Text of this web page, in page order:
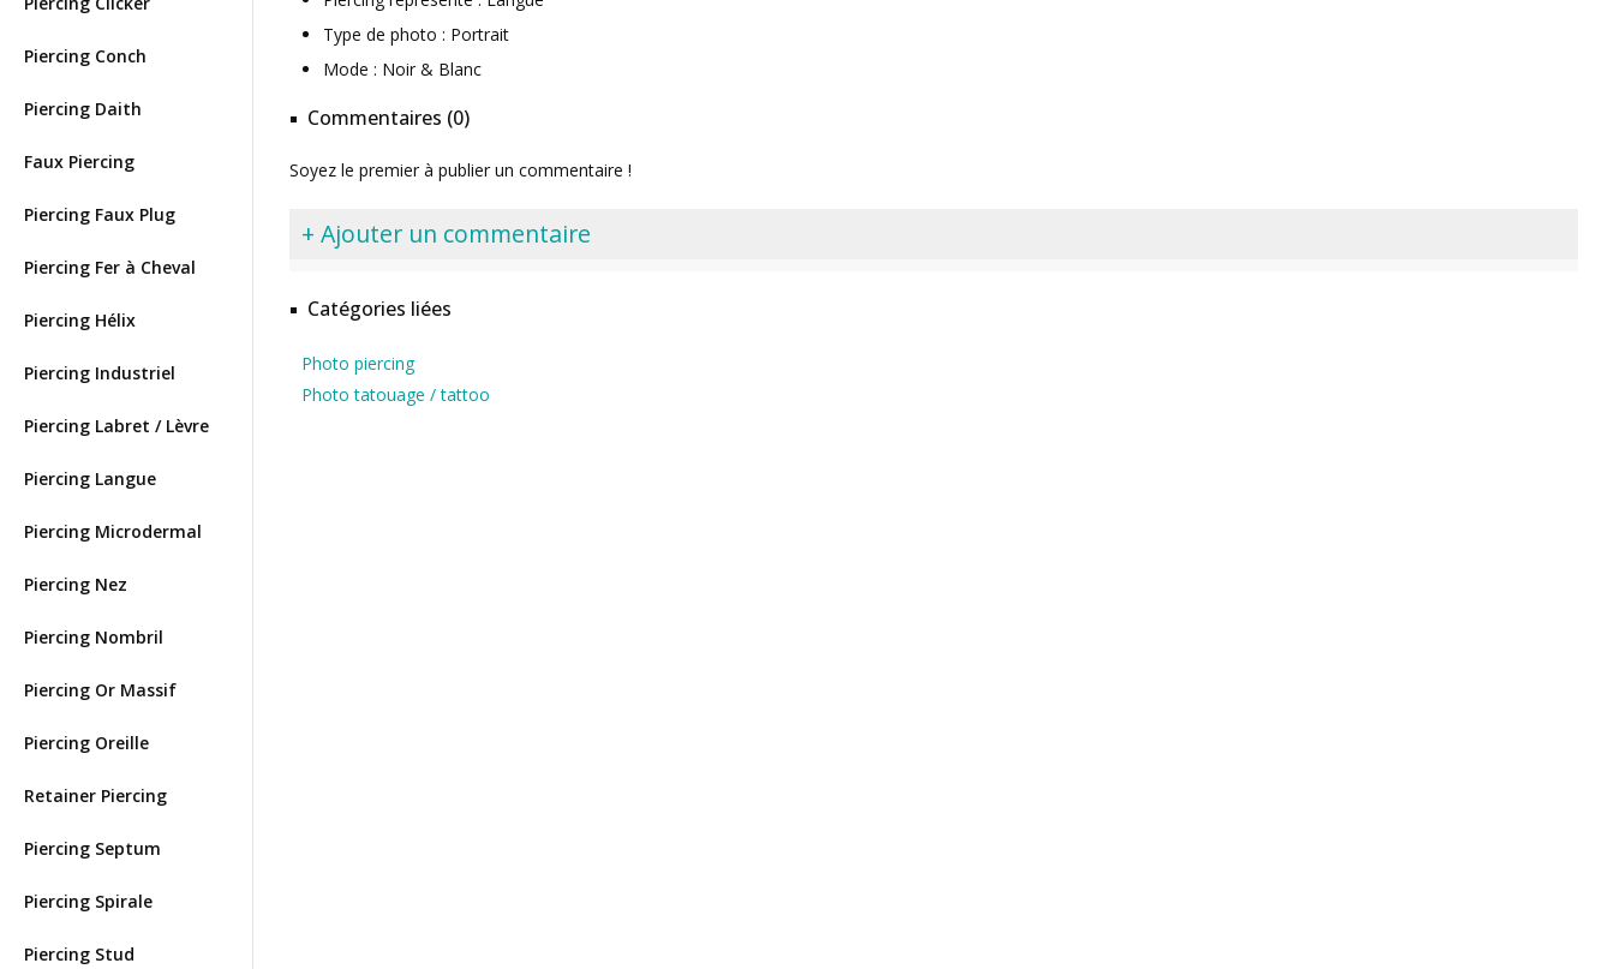
Piercing Conch
Piercing Daith
Faux Piercing
Piercing Faux Plug
Piercing Fer à Cheval
Piercing Hélix
Piercing Industriel
Piercing Labret / Lèvre
Piercing Langue
Piercing Microdermal
Piercing Nez
Piercing Nombril
Piercing Or Massif
Piercing Oreille
Retainer Piercing
Piercing Septum
Piercing Spirale
Piercing Stud
Type de photo : Portrait
Mode : Noir & Blanc
Commentaires (0)
Soyez le premier à publier un commentaire !
+ Ajouter un commentaire
Catégories liées
Photo piercing
Photo tatouage / tattoo